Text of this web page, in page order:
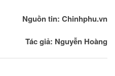
Nguồn tin: Chinhphu.vn
Tác giả: Nguyễn Hoàng